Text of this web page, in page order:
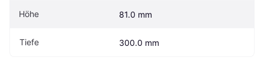
Höhe 81.0 mm
Tiefe 300.0 mm